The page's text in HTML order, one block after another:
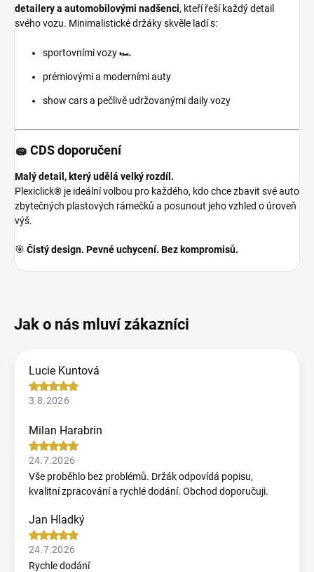
detailery a automobilovými nadšenci, kteří řeší každý detail
svého vozu. Minimalistické držáky skvěle ladí s:
sportovními vozy 🏎️
prémiovými a moderními auty
show cars a pečlivě udržovanými daily vozy
🧽 CDS doporučení
Malý detail, který udělá velký rozdíl.
Plexiclick® je ideální volbou pro každého, kdo chce zbavit své auto
zbytečných plastových rámečků a posunout jeho vzhled o úroveň
výš.
🎯 Čistý design. Pevné uchycení. Bez kompromisů.
Lucie Kuntová
3.8.2026
Milan Harabrin
24.7.2026
Vše proběhlo bez problémů. Držák odpovídá popisu,
kvalitní zpracování a rychlé dodání. Obchod doporučuji.
Jan Hladký
24.7.2026
Rychle dodání